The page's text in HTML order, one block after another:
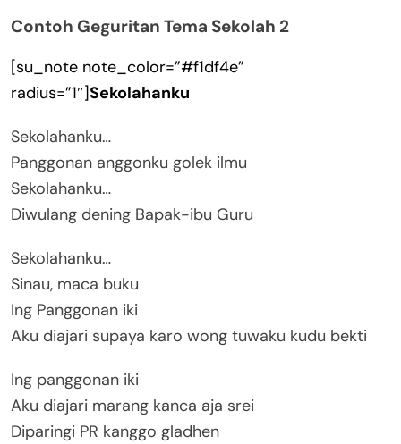
Contoh Geguritan Tema Sekolah 2
[su_note note_color=”#f1df4e”
radius=”1″]Sekolahanku
Sekolahanku…
Panggonan anggonku golek ilmu
Sekolahanku…
Diwulang dening Bapak-ibu Guru
Sekolahanku…
Sinau, maca buku
Ing Panggonan iki
Aku diajari supaya karo wong tuwaku kudu bekti
Ing panggonan iki
Aku diajari marang kanca aja srei
Diparingi PR kanggo gladhen